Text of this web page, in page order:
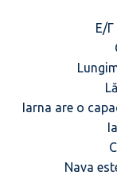
Ε/
Iarna are o
Nava